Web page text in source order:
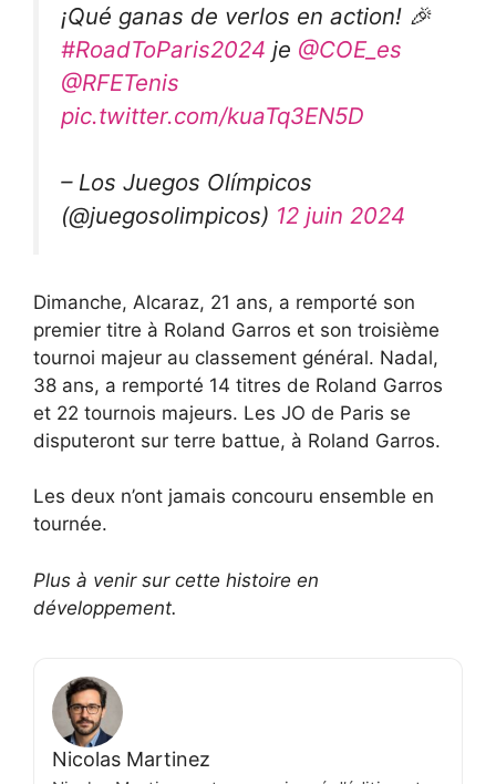
¡Qué ganas de verlos en action! 🎉
#RoadToParis2024 je @COE_es
@RFETenis
pic.twitter.com/kuaTq3EN5D
– Los Juegos Olímpicos
(@juegosolimpicos) 12 juin 2024
Dimanche, Alcaraz, 21 ans, a remporté son
premier titre à Roland Garros et son troisième
tournoi majeur au classement général. Nadal,
38 ans, a remporté 14 titres de Roland Garros
et 22 tournois majeurs. Les JO de Paris se
disputeront sur terre battue, à Roland Garros.
Les deux n’ont jamais concouru ensemble en
tournée.
Plus à venir sur cette histoire en
développement.
Nicolas Martinez